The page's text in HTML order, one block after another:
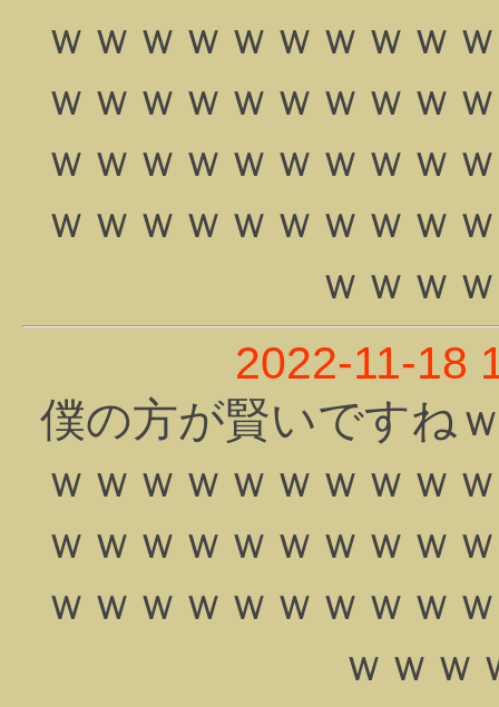
ｗｗｗｗｗｗｗｗｗ
ｗｗｗｗｗｗｗｗｗ
ｗｗｗｗｗｗｗｗｗ
ｗｗｗｗｗｗｗｗｗ
ｗｗｗ
2022-11-18
僕の方が賢いですね
ｗｗｗｗｗｗｗｗｗ
ｗｗｗｗｗｗｗｗｗ
ｗｗｗｗｗｗｗｗｗ
ｗｗｗ